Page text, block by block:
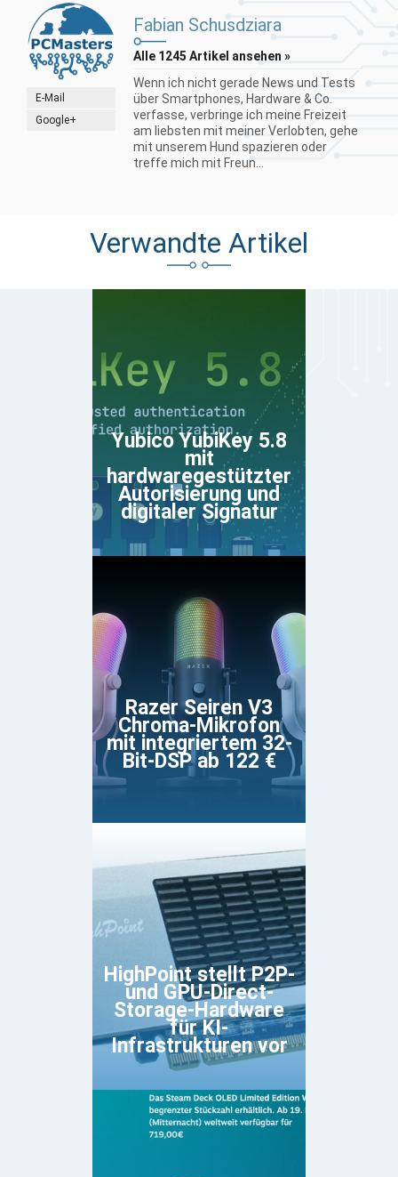
E-Mail
Google+
Fabian Schusdziara
Alle 1245 Artikel ansehen »
Wenn ich nicht gerade News und Tests
über Smartphones, Hardware & Co.
verfasse, verbringe ich meine Freizeit
am liebsten mit meiner Verlobten, gehe
mit unserem Hund spazieren oder
treffe mich mit Freun...
Verwandte Artikel
Yubico YubiKey 5.8
mit
hardwaregestützter
Autorisierung und
digitaler Signatur
Razer Seiren V3
Chroma-Mikrofon
mit integriertem 32-
Bit-DSP ab 122 €
HighPoint stellt P2P-
und GPU-Direct-
Storage-Hardware
für KI-
Infrastrukturen vor